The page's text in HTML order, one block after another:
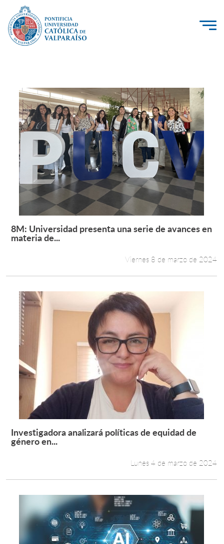
PUCV Internacional
Vinculación con el Medio
Admisión
Pregrado
Postgrado
Formación Continua
Funcionarios
Alumni
English
Leer más +
8M: Universidad presenta una serie de avances en
materia de...
Viernes 8 de marzo de 2024
Leer más +
Investigadora analizará políticas de equidad de
género en...
Lunes 4 de marzo de 2024